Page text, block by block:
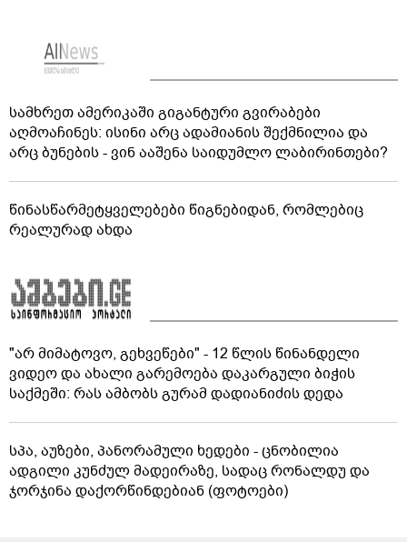
სამხრეთ ამერიკაში გიგანტური გვირაბები
აღმოაჩინეს: ისინი არც ადამიანის შექმნილია და
არც ბუნების - ვინ ააშენა საიდუმლო ლაბირინთები?
წინასწარმეტყველებები წიგნებიდან, რომლებიც
რეალურად ახდა
"არ მიმატოვო, გეხვეწები" - 12 წლის წინანდელი
ვიდეო და ახალი გარემოება დაკარგული ბიჭის
საქმეში: რას ამბობს გურამ დადიანიძის დედა
სპა, აუზები, პანორამული ხედები - ცნობილია
ადგილი კუნძულ მადეირაზე, სადაც რონალდუ და
ჯორჯინა დაქორწინდებიან (ფოტოები)